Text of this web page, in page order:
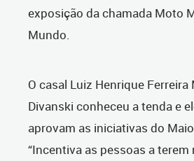
exposição da chamada Moto
Mundo.
O casal Luiz Henrique Ferreira
Divanski conheceu a tenda e
aprovam as iniciativas do
“Incentiva as pessoas a